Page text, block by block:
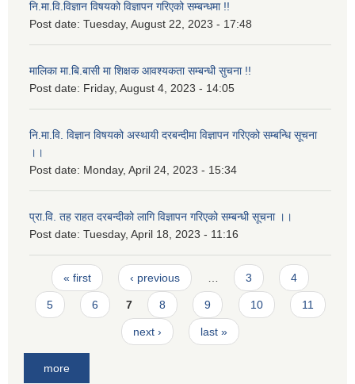
नि.मा.वि.विज्ञान विषयको विज्ञापन गरिएको सम्बन्धमा !!
Post date: Tuesday, August 22, 2023 - 17:48
मालिका मा.बि.बासी मा शिक्षक आवश्यकता सम्बन्धी सुचना !!
Post date: Friday, August 4, 2023 - 14:05
नि.मा.वि. विज्ञान विषयको अस्थायी दरबन्दीमा विज्ञापन गरिएको सम्बन्धि सूचना
।।
Post date: Monday, April 24, 2023 - 15:34
प्रा.वि. तह राहत दरबन्दीको लागि विज्ञापन गरिएको सम्बन्धी सूचना ।।
Post date: Tuesday, April 18, 2023 - 11:16
Pages
« first ‹ previous 3 4
5 6 7 8 9 10 11
next › last »
more